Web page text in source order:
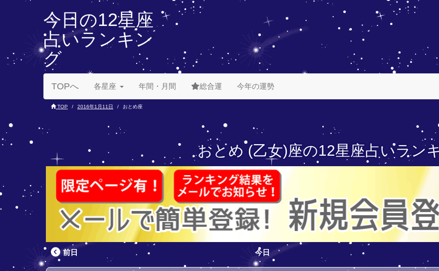
今日の12星座
占いランキン
グ
TOPへ 各星座 年間・月間 総合運 今年の運勢
TOP 2016年1月11日 おとめ座
おとめ (乙女)座の12星座占いラン
前日 今日